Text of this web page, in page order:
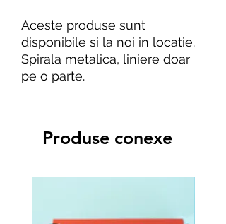
Aceste produse sunt
disponibile si la noi in locatie.
Spirala metalica, liniere doar
pe o parte.
Produse conexe